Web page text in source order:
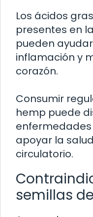
Los ácidos
presentes en
pueden
inflamación y
corazón.
Consumir
hemp puede
apoyar la
circulatorio.
semillas